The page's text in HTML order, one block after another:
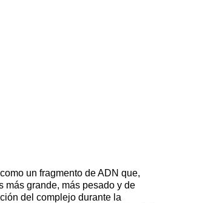
un fragmento de ADN que,
más grande, más pesado y de
del complejo durante la